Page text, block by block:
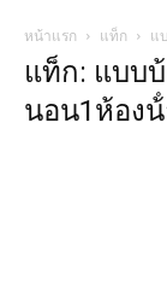
หน้าแรก แท็ก แ
แท็ก: แบบ
นอน1ห้อง